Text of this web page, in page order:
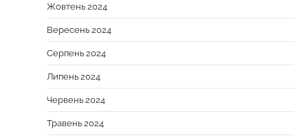
Жовтень 2024
Вересень 2024
Серпень 2024
Липень 2024
Червень 2024
Травень 2024